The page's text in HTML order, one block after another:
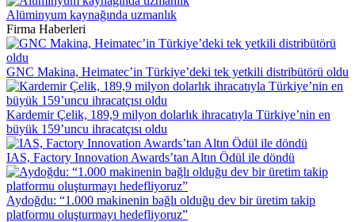
Alüminyum kaynağında uzmanlık
Firma Haberleri
GNC Makina, Heimatec’in Türkiye’deki tek yetkili distribütörü oldu
Kardemir Çelik, 189,9 milyon dolarlık ihracatıyla Türkiye’nin en
büyük 159’uncu ihracatçısı oldu
IAS, Factory Innovation Awards’tan Altın Ödül ile döndü
Aydoğdu: “1.000 makinenin bağlı olduğu dev bir üretim takip
platformu oluşturmayı hedefliyoruz”